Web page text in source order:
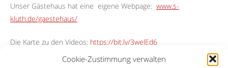
Cookie-Zustimmung verwalten
Unser Gästehaus hat eine eigene Webpage: www.s-
kluth.de/gaestehaus/
Die Karte zu den Videos: https://bit.ly/3welEd6
https://www.instagram.com/stefan.entdeckt.die.welt/